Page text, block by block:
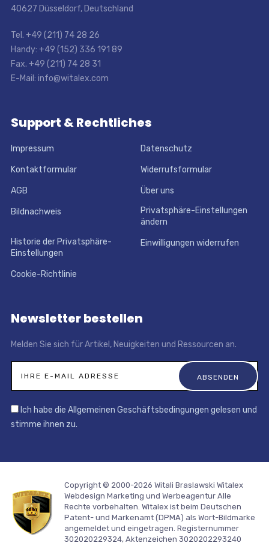
40627 Düsseldorf, Deutschland
Tel. +49 (211) 74 28 26
Handy: +49 (152) 336 191 89
Fax. +49 (211) 74 28 31
E-Mail: info@witalex.com
Support & Rechtliches
Impressum Datenschutz
Kontaktformular Widerrufsformular
AGB Über uns
Bildnachweis
Privatsphäre-Einstellungen
ändern
Historie der Privatsphäre-
Einstellungen
Einwilligungen widerrufen
Cookie-Richtlinie
Newsletter bestellen
Melden Sie sich für Artikel, Neuigkeiten und Ressourcen an.
Ich habe die Allgemeinen Geschäftsbedingungen gelesen und
stimme ihnen zu.
Copyright © 2000-2026 Witali Braslawski Witalex
Webdesign Marketing und WerbeagenturAlle
Rechte vorbehalten. Witalex ist beim Deutschen
Patent- und Markenamt (DPMA) als Wort-Bildmarke
angemeldet und eingetragen. Registernummer
302020229324, Aktenzeichen 3020202293240